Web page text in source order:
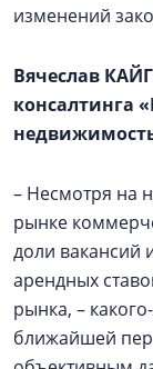
изменений
Вячеслав
консалтинга
– Несмотря на
рынке
доли вакансий
арендных
рынка, –
ближайшей